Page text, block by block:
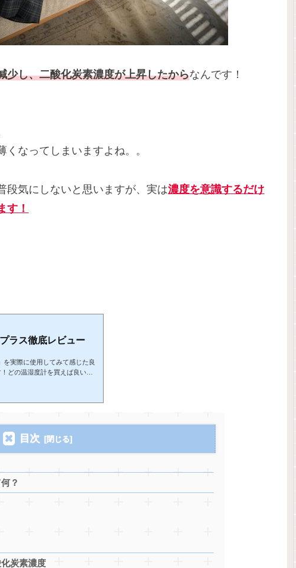
少し、二酸化炭素濃度が上昇したからなんです！
なってしまいますよね。。
段気にしないと思いますが、実は濃度を意識するだけ
す！
ラス徹底レビュー
を実際に使用してみて感じた良
どの温湿度計を買えば良いの
い印象となっています。寸法
目次
？
炭素濃度